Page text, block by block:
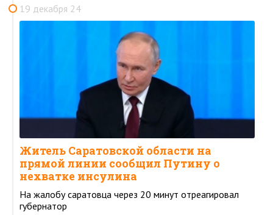
19 декабря 24
Житель Саратовской области на
прямой линии сообщил Путину о
нехватке инсулина
На жалобу саратовца через 20 минут отреагировал
губернатор